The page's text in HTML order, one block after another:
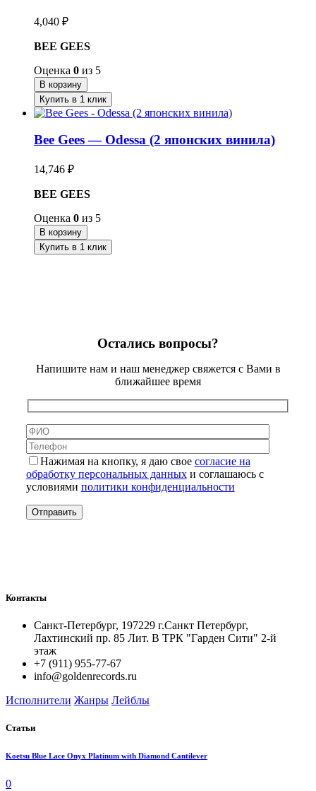
4,040 ₽
BEE GEES
Оценка 0 из 5
В корзину
Купить в 1 клик
Bee Gees — Odessa (2 японских винила)
14,746 ₽
BEE GEES
Оценка 0 из 5
В корзину
Купить в 1 клик
Остались вопросы?
Напишите нам и наш менеджер свяжется с Вами в
ближайшее время
Нажимая на кнопку, я даю свое согласие на
обработку персональных данныхи соглашаюсь с
условиями политики конфиденциальности
Контакты
Санкт-Петербург, 197229 г.Санкт Петербург,
Лахтинский пр. 85 Лит. B ТРК "Гарден Сити" 2-й
этаж
+7 (911) 955-77-67
info@goldenrecords.ru
Исполнители Жанры Лейблы
Статьи
Koetsu Blue Lace Onyx Platinum with Diamond Cantilever
0